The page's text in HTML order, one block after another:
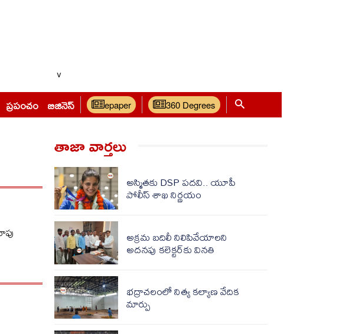
v
ప్రపంచం బిజినెస్ epaper 360 Degrees
తాజా వార్త‌లు
అస్మితకు DSP పదవి.. యూపీ
పోలీస్ శాఖ నిర్ణయం
అక్రమ బదిలీ నిలిపివేయాలని
అదనపు కలెక్టర్‌కు వినతి
భద్రాచలంలో నిత్య కల్యాణ వేదిక
మార్పు